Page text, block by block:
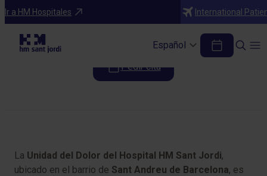
Ir a HM Hospitales International
Español
Programas médicos
Unidad del Dolor
Pedir cita
La Unidad del Dolor del Hospital HM Sant Jordi,
ubicado en el barrio de Sant Andreu de Barcelona, es